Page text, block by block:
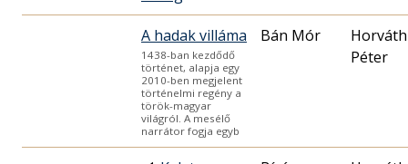
A hadak villáma
1438-ban kezdődő
történet, alapja egy
2010-ben megjelent
történelmi regény a
török-magyar
világról. A mesélő
narrátor fogja egyb
Bán Mór
Horváth
Péter